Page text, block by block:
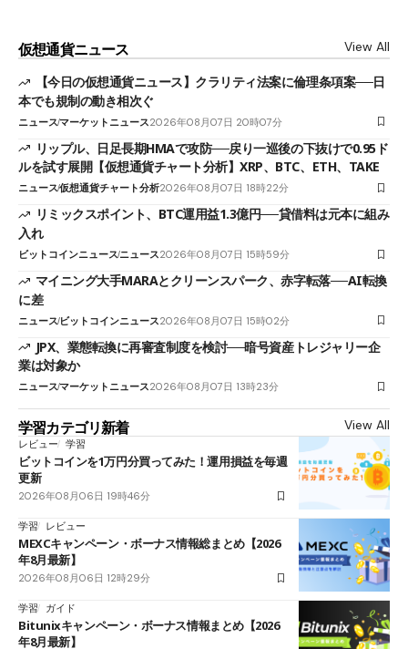
仮想通貨ニュース View All
【今日の仮想通貨ニュース】クラリティ法案に倫理条項案──日
本でも規制の動き相次ぐ
ニュースマーケットニュース2026年08月07日 20時07分
リップル、日足長期HMAで攻防──戻り一巡後の下抜けで0.95ド
ルを試す展開【仮想通貨チャート分析】XRP、BTC、ETH、TAKE
ニュース仮想通貨チャート分析2026年08月07日 18時22分
リミックスポイント、BTC運用益1.3億円──貸借料は元本に組み
入れ
ビットコインニュースニュース2026年08月07日 15時59分
マイニング大手MARAとクリーンスパーク、赤字転落──AI転換
に差
ニュースビットコインニュース2026年08月07日 15時02分
JPX、業態転換に再審査制度を検討──暗号資産トレジャリー企
業は対象か
ニュースマーケットニュース2026年08月07日 13時23分
学習カテゴリ新着 View All
レビュー 学習
ビットコインを1万円分買ってみた！運用損益を毎週
更新
2026年08月06日 19時46分
学習 レビュー
MEXCキャンペーン・ボーナス情報総まとめ【2026
年8月最新】
2026年08月06日 12時29分
学習 ガイド
Bitunixキャンペーン・ボーナス情報まとめ【2026
年8月最新】